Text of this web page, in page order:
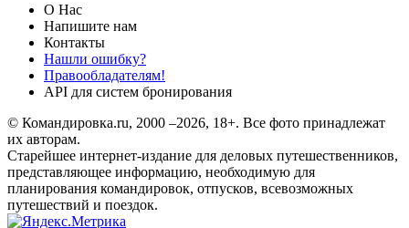
О Нас
Напишите нам
Контакты
Нашли ошибку?
Правообладателям!
API для систем бронирования
© Командировка.ru, 2000 –2026, 18+. Все фото принадлежат
их авторам.
Старейшее интернет-издание для деловых путешественников,
представляющее информацию, необходимую для
планирования командировок, отпусков, всевозможных
путешествий и поездок.